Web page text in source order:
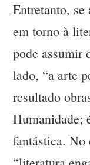
Entretanto, se
em torno à
pode assumir
lado, “a arte
resultado
Humanidade;
fantástica. No